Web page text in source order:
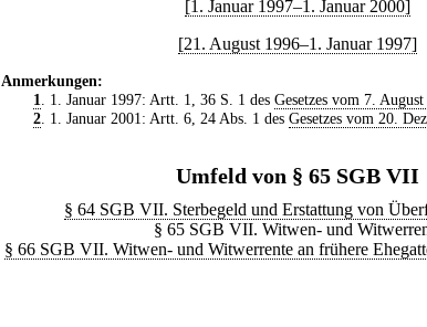
[1. Januar 1997–1. Januar 2000]
[21. August 1996–1. Januar 1997]
Anmerkungen:
1. 1. Januar 1997: Artt. 1, 36 S. 1 des Gesetzes vom 7.
2. 1. Januar 2001: Artt. 6, 24 Abs. 1 des Gesetzes vom 20.
Umfeld von § 65 SGB VII
§ 64 SGB VII. Sterbegeld und Erstattung von
§ 65 SGB VII. Witwen- und
§ 66 SGB VII. Witwen- und Witwerrente an frühere